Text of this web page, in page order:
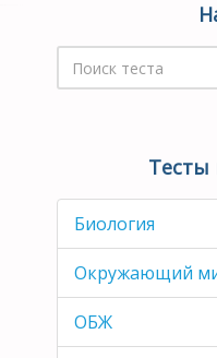
Тесты
Биология
Окружающий
ОБЖ